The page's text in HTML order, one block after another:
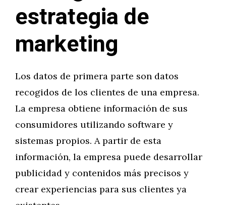
estrategia de
marketing
Los datos de primera parte son datos
recogidos de los clientes de una empresa.
La empresa obtiene información de sus
consumidores utilizando software y
sistemas propios. A partir de esta
información, la empresa puede desarrollar
publicidad y contenidos más precisos y
crear experiencias para sus clientes ya